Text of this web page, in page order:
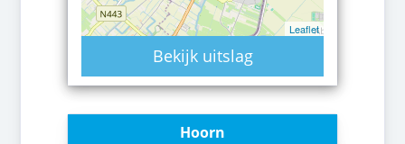
Leaflet
Bekijk uitslag
Hoorn